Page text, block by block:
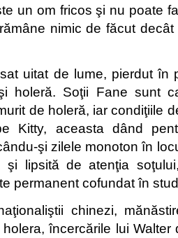
un om fricos şi nu poate
nimic de făcut
uitat de lume, pierdut în
holeră. Soţii Fane sunt
de holeră, iar condiţiile
Kitty, aceasta dând
şi zilele monoton în
şi lipsită de atenţia
permanent cofundat în
chinezi,
încercările lui Walter